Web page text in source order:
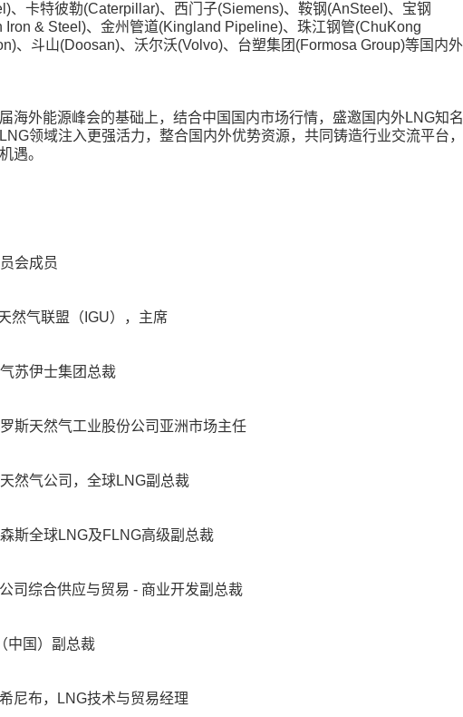
、卡特彼勒(Caterpillar)、西门子(Siemens)、鞍钢(AnSteel)、宝钢
Iron & Steel)、金州管道(Kingland Pipeline)、珠江钢管(ChuKong
、斗山(Doosan)、沃尔沃(Volvo)、台塑集团(Formosa Group)等国内外
海外能源峰会的基础上，结合中国国内市场行情，盛邀国内外LNG知名
领域注入更强活力，整合国内外优势资源，共同铸造行业交流平台，
遇。
会成员
然气联盟（IGU），主席
苏伊士集团总裁
斯天然气工业股份公司亚洲市场主任
然气公司，全球LNG副总裁
斯全球LNG及FLNG高级副总裁
司综合供应与贸易 - 商业开发副总裁
中国）副总裁
尼布，LNG技术与贸易经理